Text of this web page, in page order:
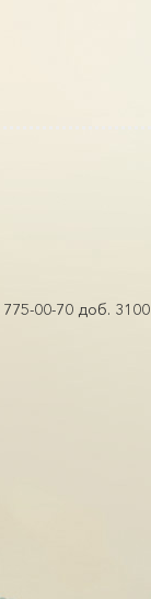
775-00-70 доб. 3100